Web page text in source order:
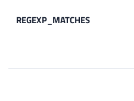
REGEXP_MATCHES